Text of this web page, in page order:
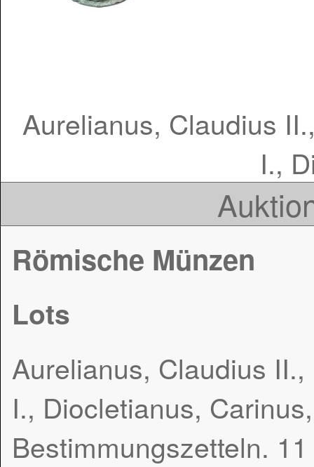
Aurelianus, Claudius
I.,
Römische Münzen
Lots
Aurelianus, Claudius
I., Diocletianus,
Bestimmungszetteln.